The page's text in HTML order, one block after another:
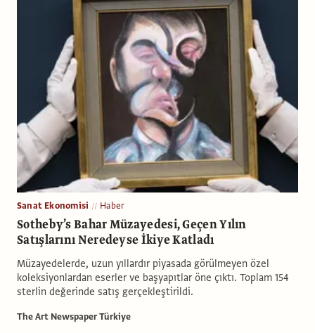
Sanat Ekonomisi Haber
Sotheby’s Bahar Müzayedesi, Geçen Yılın
Satışlarını Neredeyse İkiye Katladı
Müzayedelerde, uzun yıllardır piyasada görülmeyen özel
koleksiyonlardan eserler ve başyapıtlar öne çıktı. Toplam 154
sterlin değerinde satış gerçekleştirildi.
The Art Newspaper Türkiye